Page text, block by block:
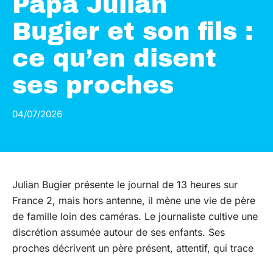
Bugier et son fils :
ce qu’en disent
ses proches
04/07/2026
Julian Bugier présente le journal de 13 heures sur
France 2, mais hors antenne, il mène une vie de père
de famille loin des caméras. Le journaliste cultive une
discrétion assumée autour de ses enfants. Ses
proches décrivent un père présent, attentif, qui trace